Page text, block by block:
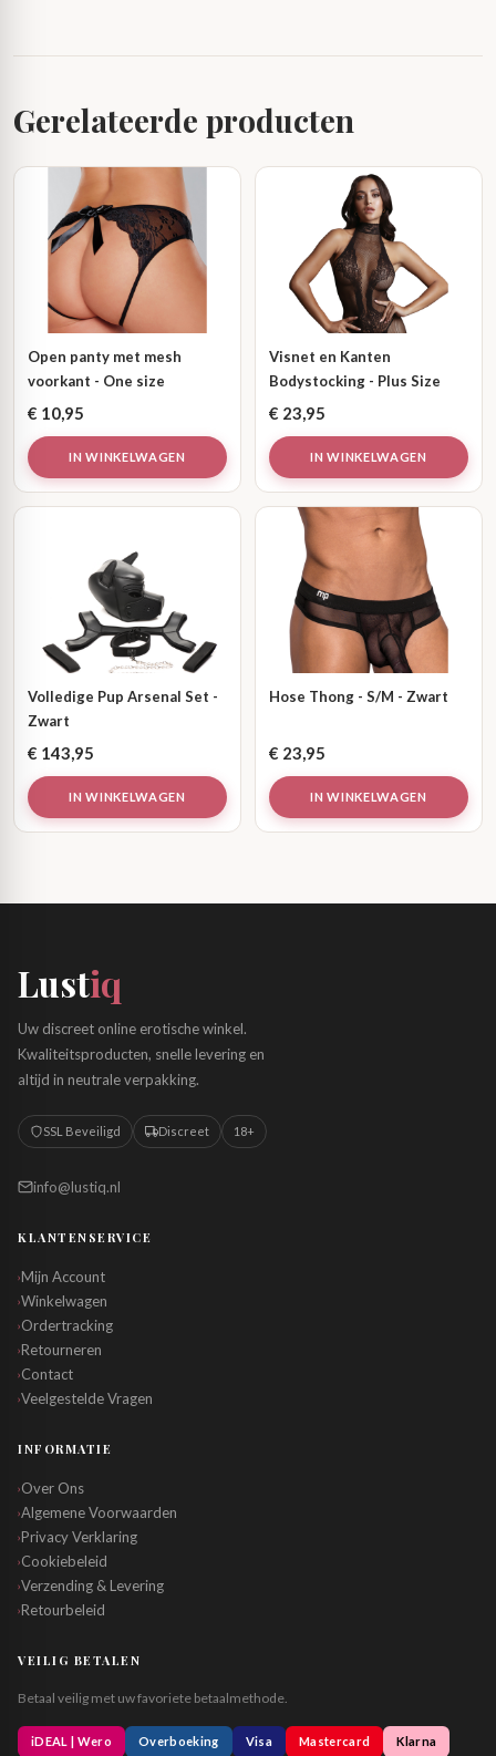
Gerelateerde producten
Open panty met mesh
voorkant - One size
€ 10,95
IN WINKELWAGEN
Visnet en Kanten
Bodystocking - Plus Size
€ 23,95
IN WINKELWAGEN
Volledige Pup Arsenal Set -
Zwart
€ 143,95
IN WINKELWAGEN
Hose Thong - S/M - Zwart
€ 23,95
IN WINKELWAGEN
Lustiq
Uw discreet online erotische winkel.
Kwaliteitsproducten, snelle levering en
altijd in neutrale verpakking.
SSL Beveiligd Discreet 18+
info@lustiq.nl
KLANTENSERVICE
›Mijn Account
›Winkelwagen
›Ordertracking
›Retourneren
›Contact
›Veelgestelde Vragen
INFORMATIE
›Over Ons
›Algemene Voorwaarden
›Privacy Verklaring
›Cookiebeleid
›Verzending & Levering
›Retourbeleid
VEILIG BETALEN
Betaal veilig met uw favoriete betaalmethode.
iDEAL | Wero Overboeking Visa Mastercard Klarna